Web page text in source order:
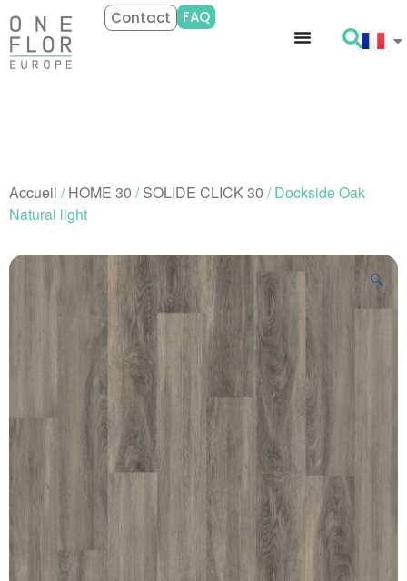
Contact FAQ
Accueil /HOME 30 /SOLIDE CLICK 30 / Dockside Oak
Natural light
🔍